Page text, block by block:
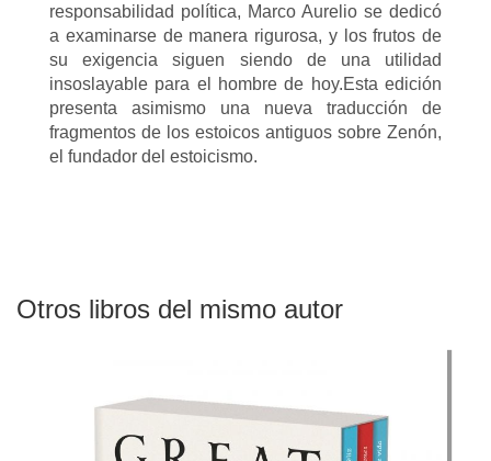
responsabilidad política, Marco Aurelio se dedicó
a examinarse de manera rigurosa, y los frutos de
su exigencia siguen siendo de una utilidad
insoslayable para el hombre de hoy.Esta edición
presenta asimismo una nueva traducción de
fragmentos de los estoicos antiguos sobre Zenón,
el fundador del estoicismo.
Otros libros del mismo autor